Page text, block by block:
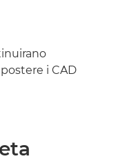
i CAD